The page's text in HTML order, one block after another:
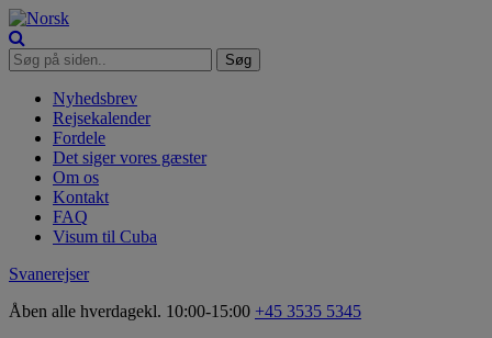
Nyhedsbrev
Rejsekalender
Fordele
Det siger vores gæster
Om os
Kontakt
FAQ
Visum til Cuba
Svanerejser
Åben alle hverdagekl. 10:00-15:00 +45 3535 5345